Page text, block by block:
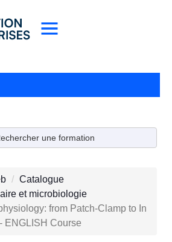
une formation
Catalogue
et microbiologie
from Patch-Clamp to In
ENGLISH Course